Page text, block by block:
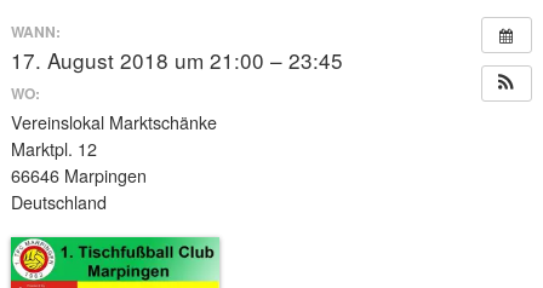
WANN:
17. August 2018 um 21:00 – 23:45
WO:
Vereinslokal Marktschänke
Marktpl. 12
66646 Marpingen
Deutschland